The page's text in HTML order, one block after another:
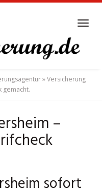
»Versicherung
gemacht.
–
sofort